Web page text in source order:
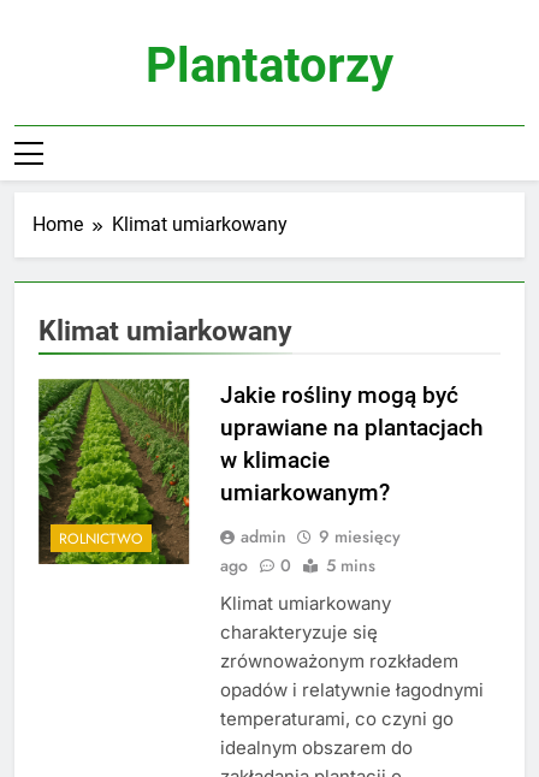
Plantatorzy
Home Klimat umiarkowany
Klimat umiarkowany
ROLNICTWO
Jakie rośliny mogą być
uprawiane na plantacjach
w klimacie
umiarkowanym?
admin
9 miesięcy
ago
0 5 mins
Klimat umiarkowany
charakteryzuje się
zrównoważonym rozkładem
opadów i relatywnie łagodnymi
temperaturami, co czyni go
idealnym obszarem do